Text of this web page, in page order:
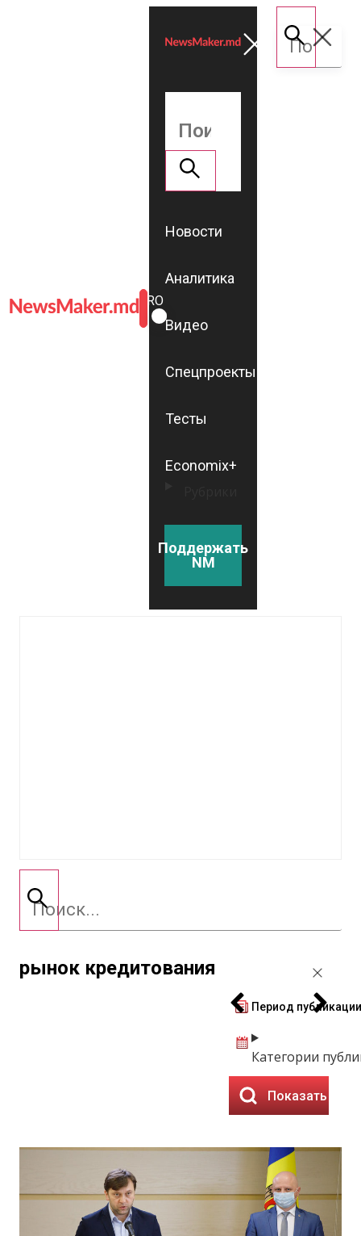
ROMÂNĂ
RU
Новости
Аналитика
Видео
Спецпроекты
Тесты
Economix+
Поддержать
NM
рынок кредитования
Период публикации
Категории
Показать